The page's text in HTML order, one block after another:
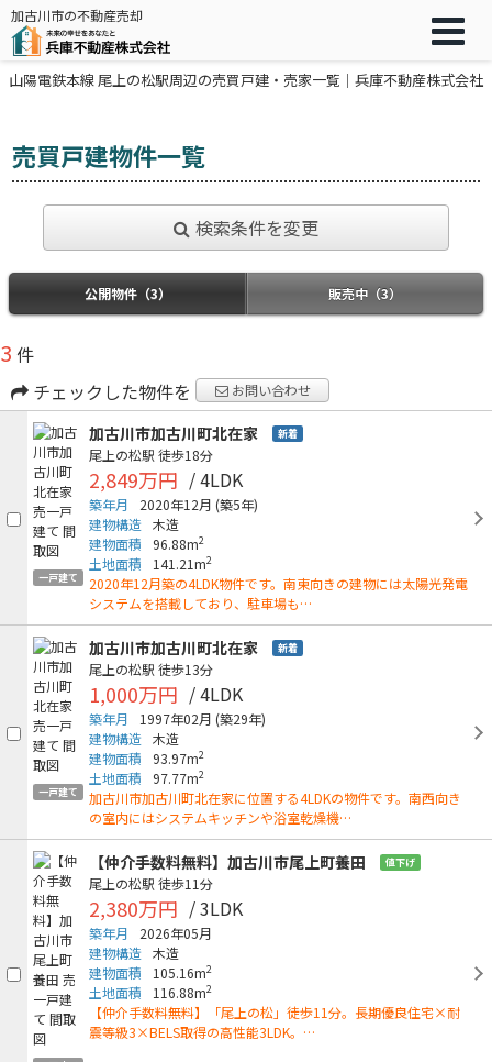
加古川市の不動産売却
山陽電鉄本線 尾上の松駅周辺の売買戸建・売家一覧｜兵庫不動産株式会社
売買戸建物件一覧
検索条件を変更
公開物件（3） 販売中（3）
3 件
チェックした物件を
お問い合わせ
一戸建て
加古川市加古川町北在家 新着
尾上の松駅 徒歩18分
2,849万円 / 4LDK
築年月 2020年12月 (築5年)
建物構造 木造
建物面積
96.88m2
土地面積 141.21m2
2020年12月築の4LDK物件です。南東向きの建物には太陽光発電
システムを搭載しており、駐車場も…
一戸建て
加古川市加古川町北在家 新着
尾上の松駅 徒歩13分
1,000万円 / 4LDK
築年月 1997年02月 (築29年)
建物構造 木造
建物面積
93.97m2
土地面積 97.77m2
加古川市加古川町北在家に位置する4LDKの物件です。南西向き
の室内にはシステムキッチンや浴室乾燥機…
【仲介手数料無料】加古川市尾上町養田 値下げ
尾上の松駅 徒歩11分
2,380万円 / 3LDK
築年月
2026年05月
建物構造 木造
建物面積
105.16m2
土地面積 116.88m2
【仲介手数料無料】「尾上の松」徒歩11分。長期優良住宅×耐
震等級3×BELS取得の高性能3LDK。…